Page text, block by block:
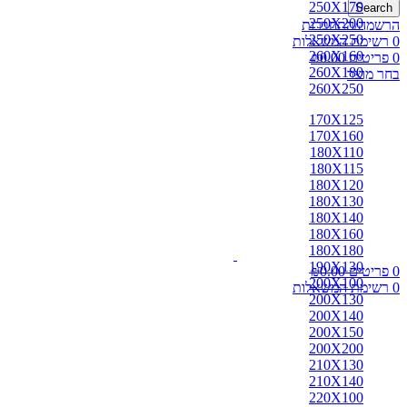
Search
הרשמה/התחברות
0 רשימת המשאלות
0 פריטים ₪0.00
בחר מוצר
0 פריטים ₪0.00
0 רשימת המשאלות
250X170
250X200
250X250
260X160
260X180
260X250
170X125
170X160
180X110
180X115
180X120
180X130
180X140
180X160
180X180
190X130
200X100
200X130
200X140
200X150
200X200
210X130
210X140
220X100